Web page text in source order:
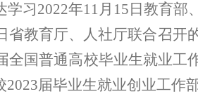
学习2022年11月15日教育部
省教育厅、人社厅联合召开
全国普通高校毕业生就业工
2023届毕业生就业创业工作